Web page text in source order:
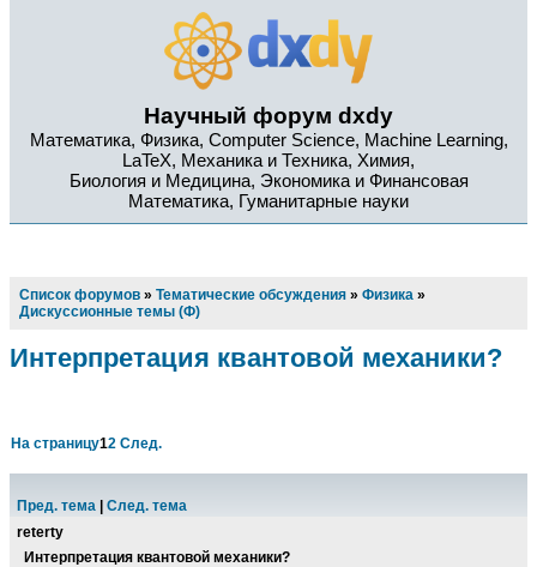
Научный форум dxdy
Математика, Физика, Computer Science, Machine Learning,
LaTeX, Механика и Техника, Химия,
Биология и Медицина, Экономика и Финансовая
Математика, Гуманитарные науки
Список форумов » Тематические обсуждения » Физика »
Дискуссионные темы (Ф)
Интерпретация квантовой механики?
На страницу12 След.
Пред. тема
След. тема
reterty
Интерпретация квантовой механики?